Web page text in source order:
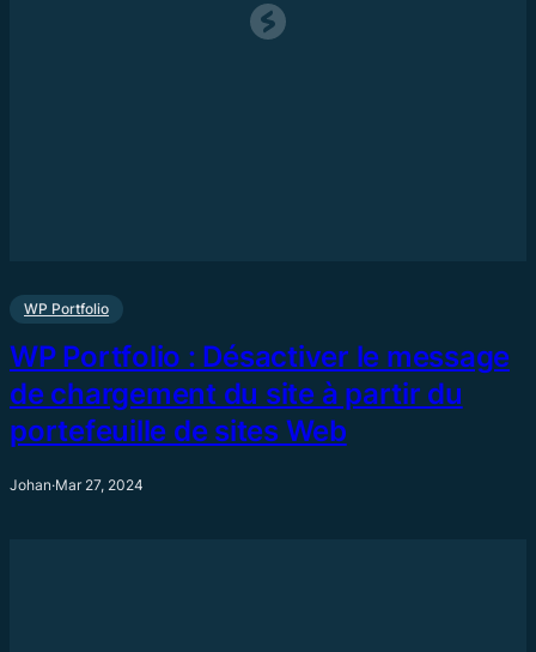
WP Portfolio
WP Portfolio : Désactiver le message
de chargement du site à partir du
portefeuille de sites Web
Johan·Mar 27, 2024